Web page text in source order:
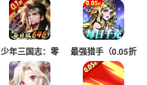
少年三国志：零
（0.1折版）
最强猎手（0.05折
黑悟空送千充）